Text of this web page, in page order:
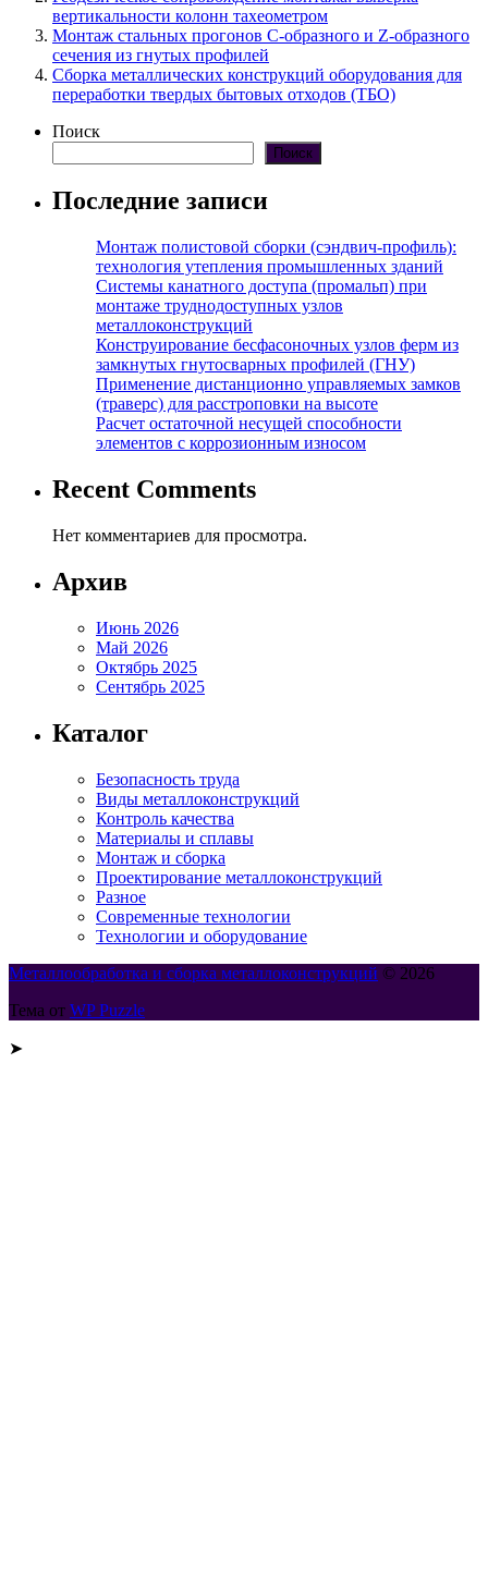
вертикальности колонн тахеометром
Монтаж стальных прогонов С-образного и Z-образного
сечения из гнутых профилей
Сборка металлических конструкций оборудования для
переработки твердых бытовых отходов (ТБО)
Поиск
Поиск
Последние записи
Монтаж полистовой сборки (сэндвич-профиль):
технология утепления промышленных зданий
Системы канатного доступа (промальп) при
монтаже труднодоступных узлов
металлоконструкций
Конструирование бесфасоночных узлов ферм из
замкнутых гнутосварных профилей (ГНУ)
Применение дистанционно управляемых замков
(траверс) для расстроповки на высоте
Расчет остаточной несущей способности
элементов с коррозионным износом
Recent Comments
Нет комментариев для просмотра.
Архив
Июнь 2026
Май 2026
Октябрь 2025
Сентябрь 2025
Каталог
Безопасность труда
Виды металлоконструкций
Контроль качества
Материалы и сплавы
Монтаж и сборка
Проектирование металлоконструкций
Разное
Современные технологии
Технологии и оборудование
Металлообработка и сборка металлоконструкций © 2026
Тема от WP Puzzle
➤